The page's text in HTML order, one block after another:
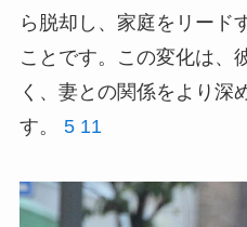
ら脱却し、家庭をリード
ことです。この変化は、
く、妻との関係をより深
す。 5 11